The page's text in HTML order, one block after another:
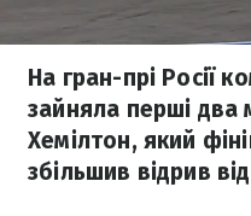
На гран-прі Росії
зайняла перші два
Хемілтон, який
збільшив відрив